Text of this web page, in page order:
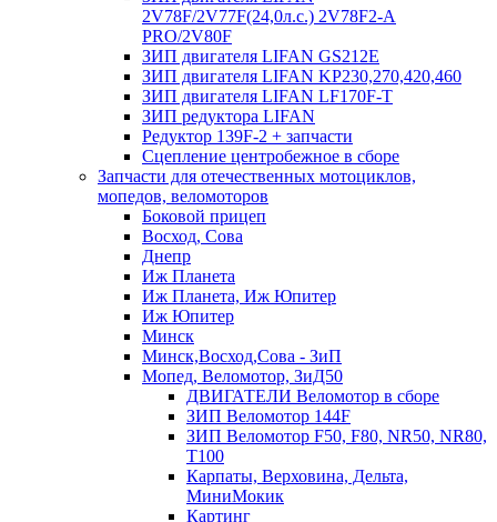
2V78F/2V77F(24,0л.с.) 2V78F2-A
PRO/2V80F
ЗИП двигателя LIFAN GS212E
ЗИП двигателя LIFAN KP230,270,420,460
ЗИП двигателя LIFAN LF170F-T
ЗИП редуктора LIFAN
Редуктор 139F-2 + запчасти
Сцепление центробежное в сборе
Запчасти для отечественных мотоциклов,
мопедов, веломоторов
Боковой прицеп
Восход, Сова
Днепр
Иж Планета
Иж Планета, Иж Юпитер
Иж Юпитер
Минск
Минск,Восход,Сова - ЗиП
Мопед, Веломотор, ЗиД50
ДВИГАТЕЛИ Веломотор в сборе
ЗИП Веломотор 144F
ЗИП Веломотор F50, F80, NR50, NR80,
T100
Карпаты, Верховина, Дельта,
МиниМокик
Картинг